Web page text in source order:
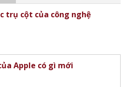
trụ cột của công nghệ
Apple có gì mới